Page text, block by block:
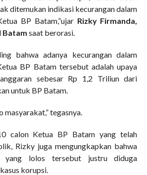
ditemukan indikasi kecurangan dalam
BP Batam,”ujar Rizky Firmanda,
Batam saat berorasi.
bahwa adanya kecurangan dalam
BP Batam tersebut adalah upaya
sebesar Rp 1,2 Triliun dari
untuk BP Batam.
masyarakat,” tegasnya.
calon Ketua BP Batam yang telah
Rizky juga mengungkapkan bahwa
yang lolos tersebut justru diduga
korupsi.